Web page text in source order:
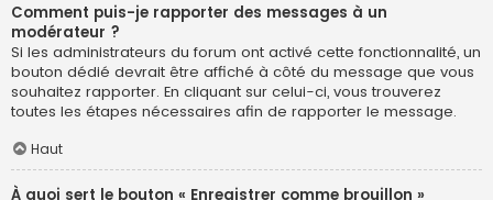
Comment puis-je rapporter des messages à un
modérateur ?
Si les administrateurs du forum ont activé cette fonctionnalité, un
bouton dédié devrait être affiché à côté du message que vous
souhaitez rapporter. En cliquant sur celui-ci, vous trouverez
toutes les étapes nécessaires afin de rapporter le message.
Haut
À quoi sert le bouton « Enregistrer comme brouillon »